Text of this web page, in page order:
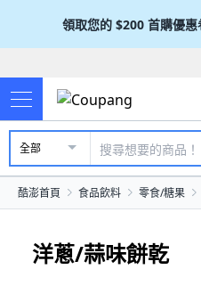
領取您的 $200 首購優惠
全部
酷澎首頁 食品飲料 零食/糖果
洋蔥/蒜味餅乾